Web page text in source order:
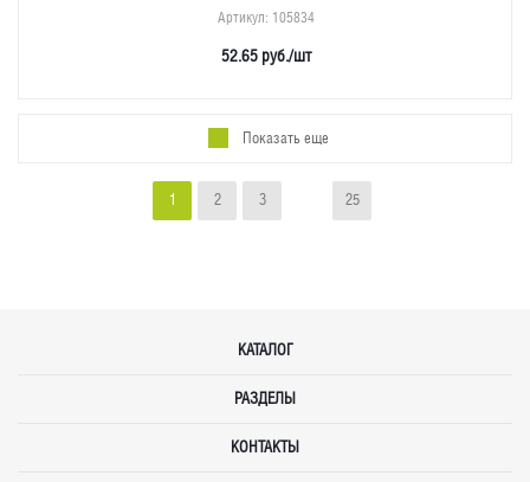
Артикул: 105834
52.65руб./шт
Показать еще
1 2 3 25
КАТАЛОГ
РАЗДЕЛЫ
КОНТАКТЫ